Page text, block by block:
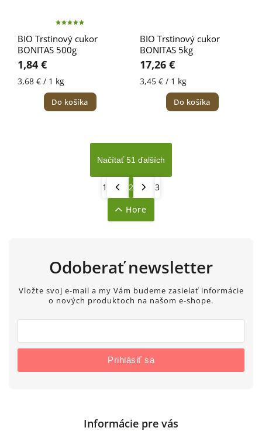
BIO Trstinový cukor
BONITAS 500g
1,84 €
3,68 € / 1 kg
Do košíka
BIO Trstinový cukor
BONITAS 5kg
17,26 €
3,45 € / 1 kg
Do košíka
Načítať 51 ďalších
1 2
3
Hore
Odoberať newsletter
Vložte svoj e-mail a my Vám budeme zasielať informácie
o nových produktoch na našom e-shope.
Prihlásiť sa
Informácie pre vás